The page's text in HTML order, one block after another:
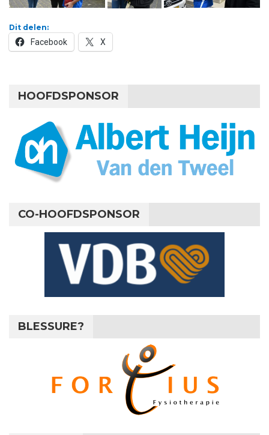
Dit delen:
Facebook X
HOOFDSPONSOR
CO-HOOFDSPONSOR
BLESSURE?